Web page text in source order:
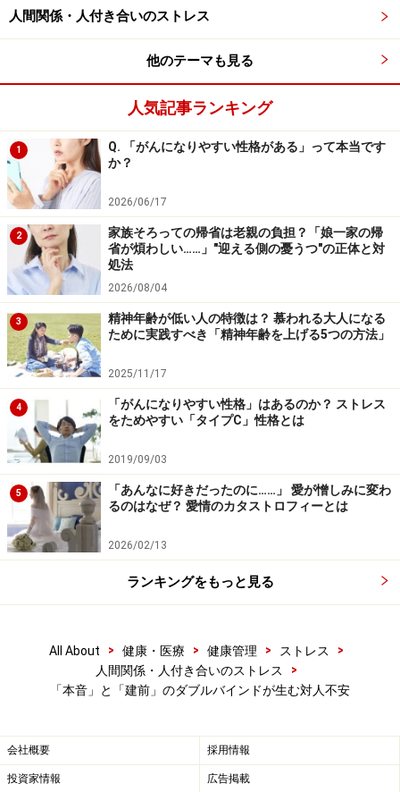
あるでしょう。
例2のように、上司に「早く帰れよ」と言われたのでそ
の通りにし、「新人のくせに生意気だ」と反感を持たれ
たり、例3のように、親戚の人の「遊びに来て」という
社交辞令に気づかず、そのお宅に立ち寄ったら「常識が
ないわね」とあきれられたりする……こんな失敗も多いと
思います。
とはいえ、こうしたやりとりをいくつも重ねていくうち
に、場の空気を読んだり、相手の気持ちを探ったり、常
識のパターンを身につけることができ、しだいに「相手
の本音」が分かってくるものです。「裏表なく、はっき
り『こうしてほしい』といってくれれば」と言いたくな
る気持ちもわかりますが、本音をオブラートに包んで話
すのは、必ずしも陰湿なケースばかりでもなく、気遣い
の一環であったり、「本音に気づいてほしい」という期
待である場合もあります。そんな相手の気持ちに配慮し
て、受け手が上手く立ち回ることができれば、人間関係
がぐっと円滑に運ぶことも少なくありません。
※記事内容は執筆時点のものです。最新の内容をご確認くださ
い。
※当サイトにおける医師・医療従事者等による情報の提供は、診
断・治療行為ではありません。診断・治療を必要とする方は、適
切な医療機関での受診をおすすめいたします。記事内容は執筆者
個人の見解によるものであり、全ての方への有効性を保証するも
情報提供者は一切の責任を負いかねます。
人間関係・人付き合いのストレス
他のテーマも見る
人気記事ランキング
1
Q. 「がんになりやすい性格がある」って本当です
か？
2026/06/17
2
家族そろっての帰省は老親の負担？「娘一家の帰
省が煩わしい……」"迎える側の憂うつ"の正体と対
処法
2026/08/04
3
精神年齢が低い人の特徴は？ 慕われる大人になる
ために実践すべき「精神年齢を上げる5つの方法」
2025/11/17
4
「がんになりやすい性格」はあるのか？ ストレス
をためやすい「タイプC」性格とは
2019/09/03
5
「あんなに好きだったのに……」 愛が憎しみに変わ
るのはなぜ？ 愛情のカタストロフィーとは
2026/02/13
ランキングをもっと見る
All About > 健康・医療 > 健康管理 > ストレス
>
人間関係・人付き合いのストレス
>
「本音」と「建前」のダブルバインドが生む対人不安
会社概要 採用情報
投資家情報 広告掲載